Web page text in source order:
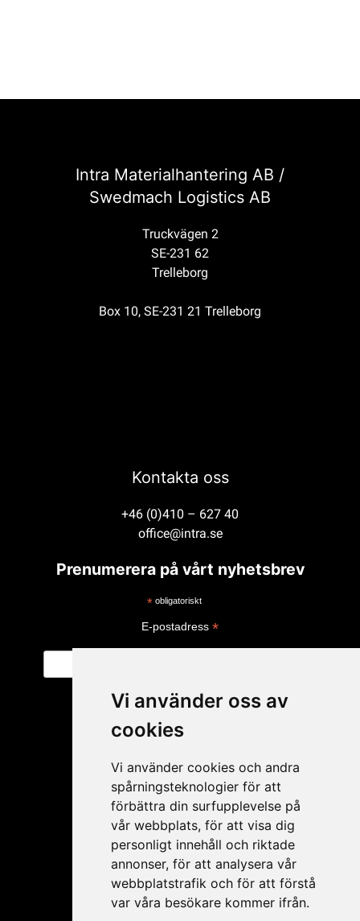
Vi använder oss av
cookies
Vi använder cookies och andra
spårningsteknologier för att
förbättra din surfupplevelse på
vår webbplats, för att visa dig
personligt innehåll och riktade
annonser, för att analysera vår
webbplatstrafik och för att förstå
var våra besökare kommer ifrån.
Intra Materialhantering AB /
Swedmach Logistics AB
Truckvägen 2
SE-231 62
Trelleborg
Box 10, SE-231 21 Trelleborg
Kontakta oss
+46 (0)410 – 627 40
office@intra.se
Prenumerera på vårt nyhetsbrev
* obligatoriskt
E-postadress *
Mitt konto
Ansökan ÅF
Mitt konto